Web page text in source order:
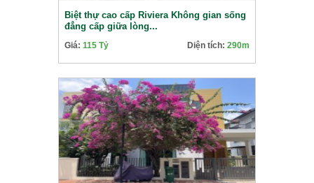
Biệt thự cao cấp Riviera Không gian sống
đẳng cấp giữa lòng...
Giá: 115 Tỷ Diện tích: 290m